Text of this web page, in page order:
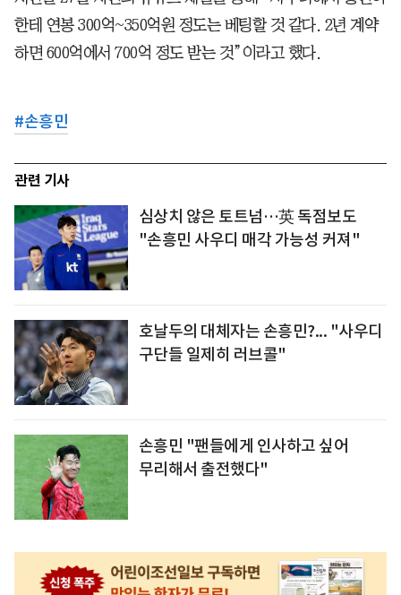
한테 연봉 300억~350억원 정도는 베팅할 것 같다. 2년 계약
하면 600억에서 700억 정도 받는 것”이라고 했다.
#손흥민
관련 기사
심상치 않은 토트넘…英 독점보도
"손흥민 사우디 매각 가능성 커져"
호날두의 대체자는 손흥민?... "사우디
구단들 일제히 러브콜"
손흥민 "팬들에게 인사하고 싶어
무리해서 출전했다"